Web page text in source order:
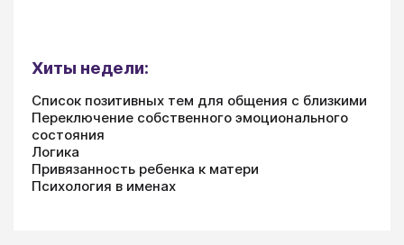
Хиты недели:
Список позитивных тем для общения с близкими
Переключение собственного эмоционального
состояния
Логика
Привязанность ребенка к матери
Психология в именах